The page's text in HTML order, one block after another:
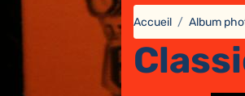
Accueil Album